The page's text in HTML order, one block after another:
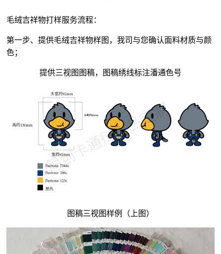
毛绒吉祥物打样服务流程：
第一步、提供毛绒吉祥物样图，我司与您确认面料材质与颜
色；
提供三视图图稿，图稿绣线标注潘通色号
图稿三视图样例（上图）